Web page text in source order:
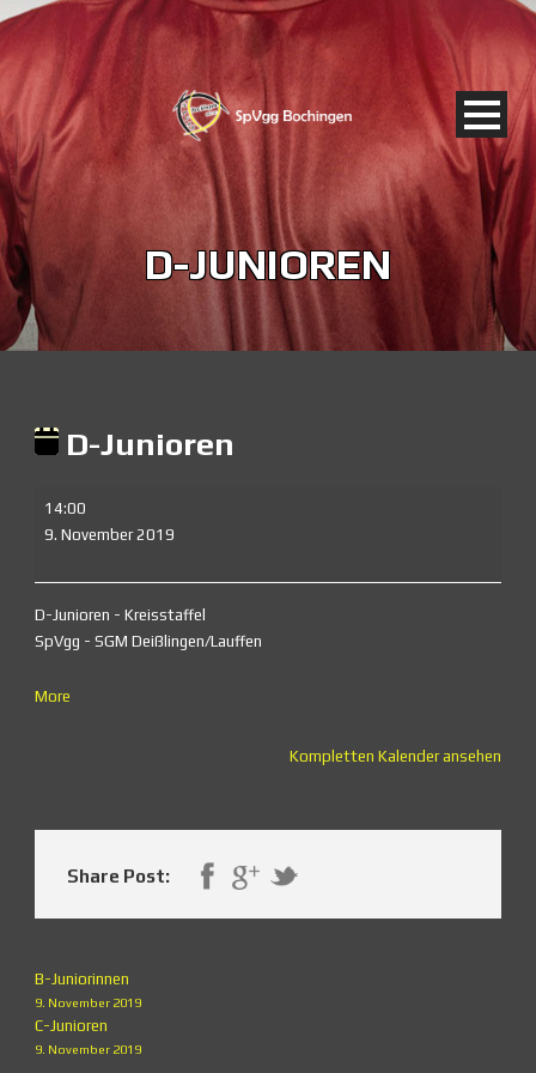
D-JUNIOREN
D-Junioren
14:00
9. November 2019
D-Junioren - Kreisstaffel
SpVgg - SGM Deißlingen/Lauffen
More
Kompletten Kalender ansehen
Share Post:
B-Juniorinnen
9. November 2019
C-Junioren
9. November 2019